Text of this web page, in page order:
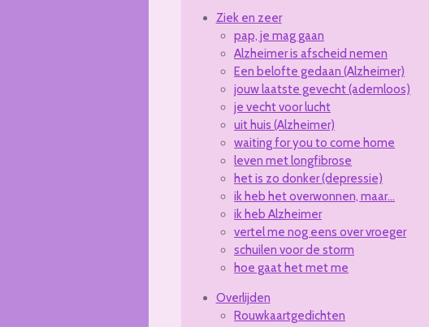
Ziek en zeer
pap, je mag gaan
Alzheimer is afscheid nemen
Een belofte gedaan (Alzheimer)
jouw laatste gevecht (ademloos)
je vecht voor lucht
uit huis (Alzheimer)
waiting for you to come home
leven met longfibrose
het is zo donker (depressie)
ik heb het overwonnen, maar...
ik heb Alzheimer
vertel me nog eens over vroeger
schuilen voor de storm
hoe gaat het met me
Overlijden
Rouwkaartgedichten